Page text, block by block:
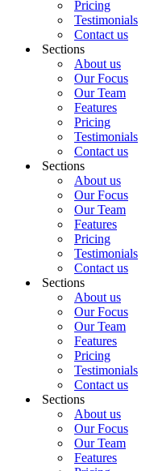
Pricing
Testimonials
Contact us
Sections
About us
Our Focus
Our Team
Features
Pricing
Testimonials
Contact us
Sections
About us
Our Focus
Our Team
Features
Pricing
Testimonials
Contact us
Sections
About us
Our Focus
Our Team
Features
Pricing
Testimonials
Contact us
Sections
About us
Our Focus
Our Team
Features